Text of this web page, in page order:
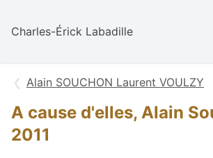
Charles-Érick Labadille
Alain SOUCHON Laurent VOULZY
A cause d'elles, Alain
2011